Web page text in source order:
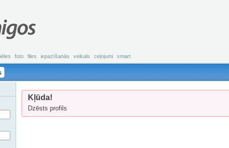
foto files iepazīšanās veikals ceļojumi smart
Kļūda!
Dzēsts profils